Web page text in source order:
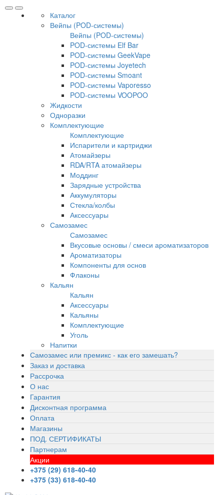
Каталог
Вейпы (POD-системы)
Вейпы (POD-системы)
POD-системы Elf Bar
POD-системы GeekVape
POD-системы Joyetech
POD-системы Smoant
POD-системы Vaporesso
POD-системы VOOPOO
Жидкости
Одноразки
Комплектующие
Комплектующие
Испарители и картриджи
Атомайзеры
RDA/RTA атомайзеры
Моддинг
Зарядные устройства
Аккумуляторы
Стекла/колбы
Аксессуары
Самозамес
Самозамес
Вкусовые основы / смеси ароматизаторов
Ароматизаторы
Компоненты для основ
Флаконы
Кальян
Кальян
Аксессуары
Кальяны
Комплектующие
Уголь
Напитки
Самозамес или премикс - как его замешать?
Заказ и доставка
Рассрочка
О нас
Гарантия
Дисконтная программа
Оплата
Магазины
ПОД. СЕРТИФИКАТЫ
Партнерам
Акции
+375 (29) 618-40-40
+375 (33) 618-40-40